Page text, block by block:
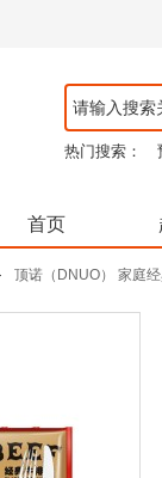
热门搜索：
首页
顶诺（DNUO） 家庭